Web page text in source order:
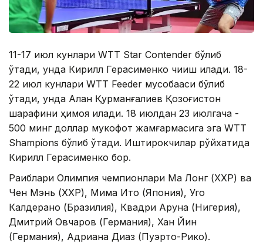
11-17 июл кунлари WТТ Star Cоntender бўлиб
ўтади, унда Кирилл Герасименко чиқиш қилади. 18-
22 июл кунлари WТТ Feeder мусобақаси бўлиб
ўтади, унда Алан Қурманғалиев Қозоғистон
шарафини ҳимоя қилади. 18 июлдан 23 июлгача -
500 минг доллар мукофот жамғармасига эга WТТ
Shampions бўлиб ўтади. Иштирокчилар рўйхатида
Кирилл Герасименко бор.
Рақиблари Олимпия чемпионлари Ма Лонг (ХХР) ва
Чен Мэнь (ХХР), Мима Ито (Япония), Уго
Калдерано (Бразилия), Квадри Аруна (Нигерия),
Дмитрий Овчаров (Германия), Хан Йин
(Германия), Адриана Диаз (Пуэрто-Рико).